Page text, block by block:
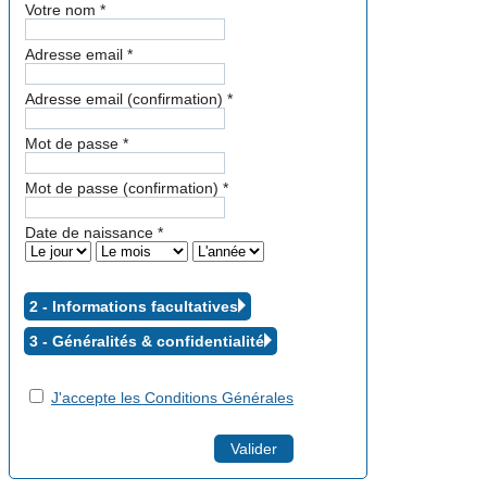
Votre nom *
Adresse email *
Adresse email (confirmation) *
Mot de passe *
Mot de passe (confirmation) *
Date de naissance *
2 - Informations facultatives
3 - Généralités & confidentialité
J'accepte les Conditions Générales